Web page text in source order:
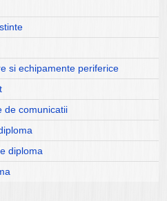
si echipamente periferice
de comunicatii
diploma